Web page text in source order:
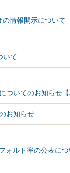
情報開示について
いて
ついてのお知らせ
お知らせ
ォルト率の公表につ